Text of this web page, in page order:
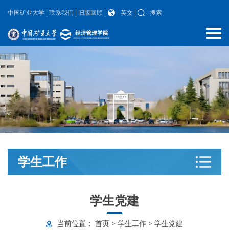
中国矿业大学 联系我们 旧版回顾 英文 搜索
学生工作
学生党建
当前位置： 首页 > 学生工作 > 学生党建